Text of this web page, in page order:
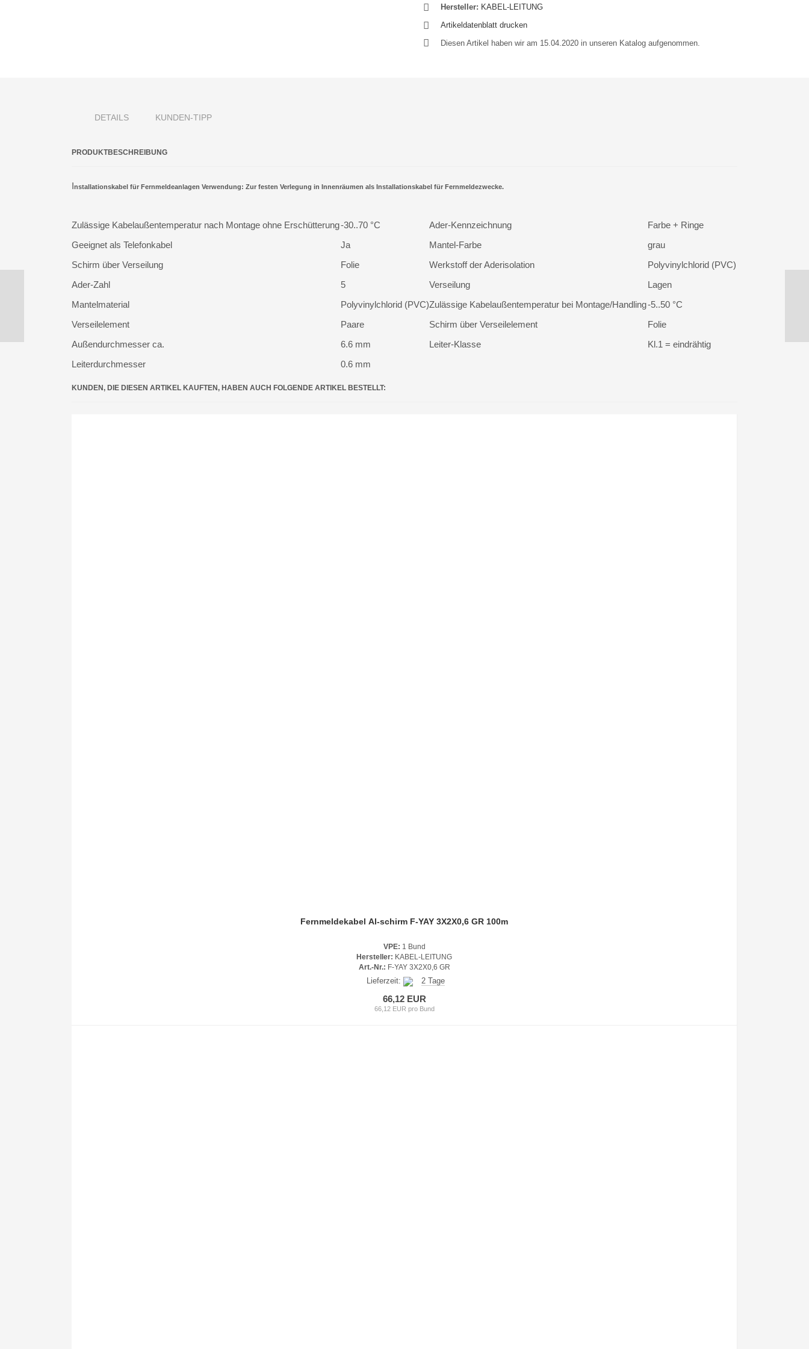
Hersteller: KABEL-LEITUNG
Artikeldatenblatt drucken
Diesen Artikel haben wir am 15.04.2020 in unseren Katalog aufgenommen.
DETAILS KUNDEN-TIPP
PRODUKTBESCHREIBUNG
Installationskabel für Fernmeldeanlagen Verwendung: Zur festen Verlegung in Innenräumen als Installationskabel für Fernmeldezwecke.
Zulässige Kabelaußentemperatur nach Montage ohne Erschütterung-30..70 °C Ader-Kennzeichnung
Farbe + Ringe
Geeignet als Telefonkabel
Ja Mantel-Farbe
grau
Schirm über Verseilung
Folie Werkstoff der Aderisolation
Polyvinylchlorid (PVC)
Ader-Zahl
5 Verseilung
Lagen
Mantelmaterial
Polyvinylchlorid (PVC)Zulässige Kabelaußentemperatur bei Montage/Handling-5..50 °C
Verseilelement
Paare Schirm über Verseilelement
Folie
Außendurchmesser ca.
6.6 mm Leiter-Klasse
Kl.1 = eindrähtig
Leiterdurchmesser
0.6 mm
KUNDEN, DIE DIESEN ARTIKEL KAUFTEN, HABEN AUCH FOLGENDE ARTIKEL BESTELLT:
Fernmeldekabel Al-schirm F-YAY 3X2X0,6 GR 100m
VPE: 1 Bund
Hersteller: KABEL-LEITUNG
Art.-Nr.: F-YAY 3X2X0,6 GR
Lieferzeit: 2 Tage
66,12 EUR
66,12 EUR pro Bund